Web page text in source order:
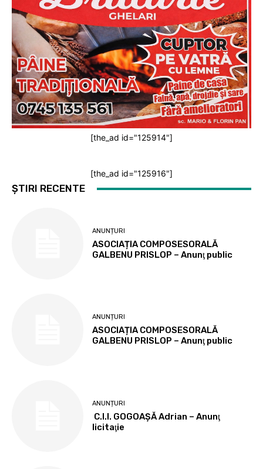
[the_ad id="125914"]
[the_ad id="125916"]
ȘTIRI RECENTE
ANUNȚURI
ASOCIAȚIA COMPOSESORALĂ
GALBENU PRISLOP – Anunţ public
ANUNȚURI
ASOCIAȚIA COMPOSESORALĂ
GALBENU PRISLOP – Anunţ public
ANUNȚURI
C.I.I. GOGOAŞĂ Adrian – Anunţ
licitaţie